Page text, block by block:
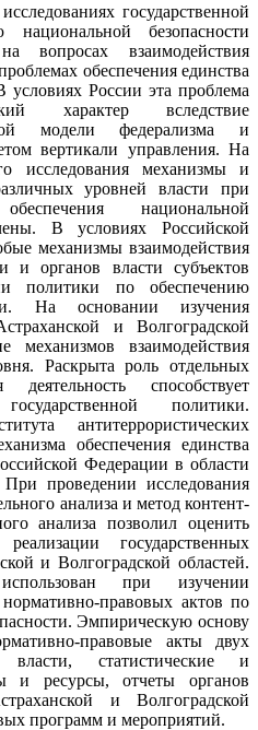
государственной
безопасности
вопросах взаимодействия
обеспечения единства
условиях России эта проблема
характер вследствие
модели федерализма и
вертикали управления. На
исследования механизмы и
уровней власти при
национальной
В условиях Российской
механизмы взаимодействия
и органов власти субъектов
политики по обеспечению
На основании изучения
и Волгоградской
механизмов взаимодействия
Раскрыта роль отдельных
способствует
политики.
антитеррористических
обеспечения единства
Федерации в области
При проведении исследования
анализа и метод контент-
анализа позволил оценить
государственных
и Волгоградской областей.
при изучении
правовых актов по
Эмпирическую основу
правовые акты двух
власти, статистические и
и ресурсы, отчеты органов
и Волгоградской
программ и мероприятий.